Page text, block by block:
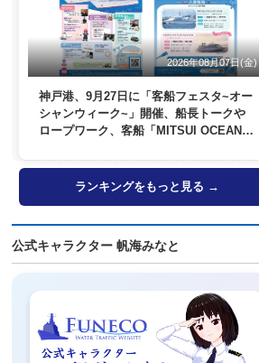
2026年08月07日(金)
神戸港、9月27日に「客船フェスタ~オー
シャンウィーク~」開催、船長トークや
ロープワーク、客船「MITSUI OCEAN
ランキングをもっと見る →
公式キャラクター 帆海みなと